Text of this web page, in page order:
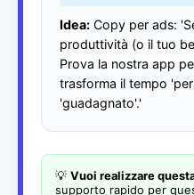
Idea: Copy per ads:
produttività (o il tuo
Prova la nostra app
trasforma il tempo
'guadagnato'.'
💡 Vuoi realizzare
supporto rapido per